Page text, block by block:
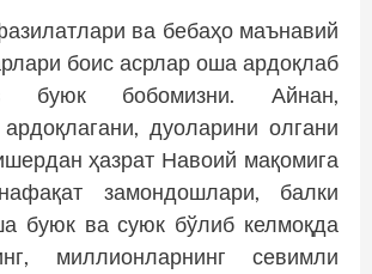
ва бебаҳо маънавий
боис асрлар оша ардоқлаб
буюк бобомизни. Айнан,
ардоқлагани, дуо­ларини олгани
ҳазрат Навоий мақомига
замондошлари, балки
буюк ва суюк бўлиб келмоқда
миллионларнинг севимли